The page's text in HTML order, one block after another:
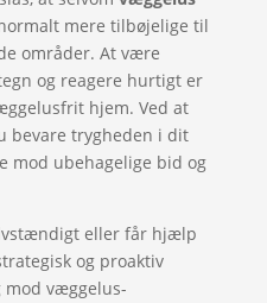
mere tilbøjelige til
områder. At være
og reagere hurtigt er
hjem. Ved at
bevare trygheden i dit
mod ubehagelige bid og
eller får hjælp
og proaktiv
væggelus-